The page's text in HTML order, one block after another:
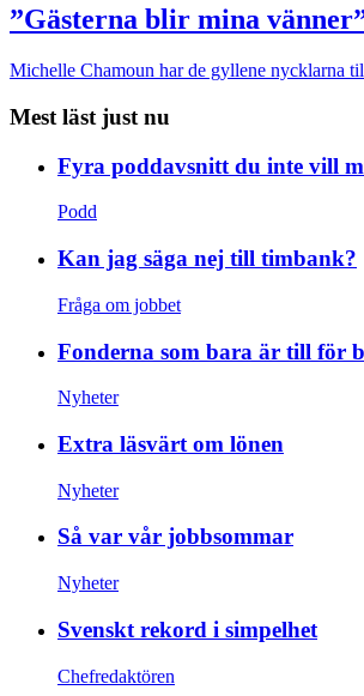
”Gästerna blir mina
Michelle Chamoun har de gyllene nycklarna
Mest läst just nu
Fyra poddavsnitt du inte vill
Podd
Kan jag säga nej till timbank?
Fråga om jobbet
Fonderna som bara är till för
Nyheter
Extra läsvärt om lönen
Nyheter
Så var vår jobbsommar
Nyheter
Svenskt rekord i simpelhet
Chefredaktören